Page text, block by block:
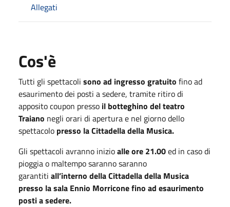
Allegati
Cos'è
Tutti gli spettacoli sono ad ingresso gratuito fino ad
esaurimento dei posti a sedere, tramite ritiro di
apposito coupon presso il botteghino del teatro
Traiano negli orari di apertura e nel giorno dello
spettacolo presso la Cittadella della Musica.
Gli spettacoli avranno inizioalle ore 21.00ed in caso di
pioggia o maltempo saranno saranno
garantiti all’interno della Cittadella della Musica
presso la sala Ennio Morricone fino ad esaurimento
posti a sedere.